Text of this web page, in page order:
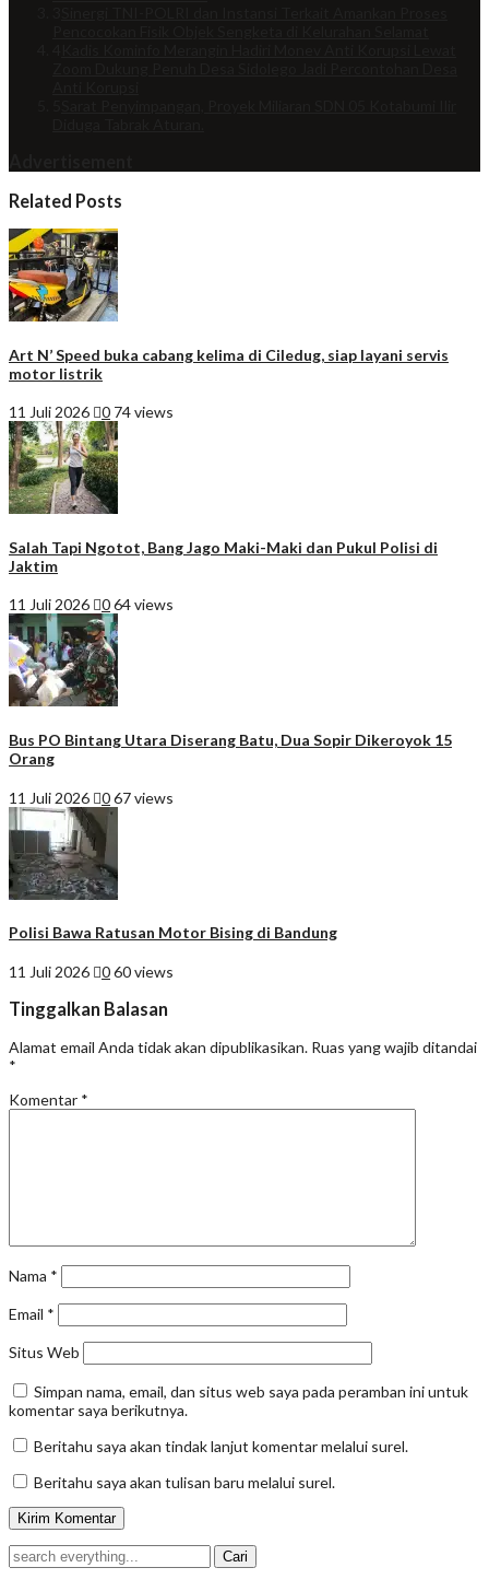
Related Posts
Art N’ Speed buka cabang kelima di Ciledug, siap layani servis
motor listrik
11 Juli 2026 0 74 views
Salah Tapi Ngotot, Bang Jago Maki-Maki dan Pukul Polisi di
Jaktim
11 Juli 2026 064 views
Bus PO Bintang Utara Diserang Batu, Dua Sopir Dikeroyok 15
Orang
11 Juli 2026 067 views
Polisi Bawa Ratusan Motor Bising di Bandung
11 Juli 2026 060 views
Tinggalkan Balasan
Alamat email Anda tidak akan dipublikasikan. Ruas yang wajib ditandai
*
Komentar *
Nama *
Email *
Situs Web
Simpan nama, email, dan situs web saya pada peramban ini untuk
komentar saya berikutnya.
Beritahu saya akan tindak lanjut komentar melalui surel.
Beritahu saya akan tulisan baru melalui surel.